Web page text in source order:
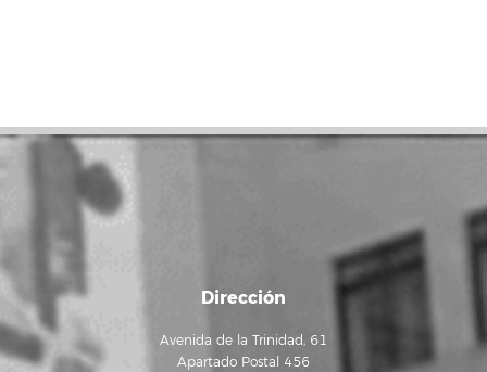
Dirección
Avenida de la Trinidad, 61
Apartado Postal 456